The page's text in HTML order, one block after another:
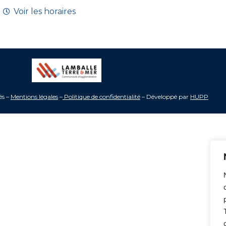
Voir les horaires
– Mentions légales – Politique de confidentialité – Développé par HUPP